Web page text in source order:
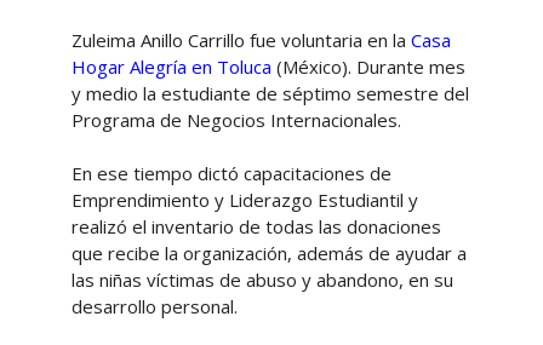
Zuleima Anillo Carrillo fue voluntaria en la Casa
Hogar Alegría en Toluca (México). Durante mes
y medio la estudiante de séptimo semestre del
Programa de Negocios Internacionales.
En ese tiempo dictó capacitaciones de
Emprendimiento y Liderazgo Estudiantil y
realizó el inventario de todas las donaciones
que recibe la organización, además de ayudar a
las niñas víctimas de abuso y abandono, en su
desarrollo personal.